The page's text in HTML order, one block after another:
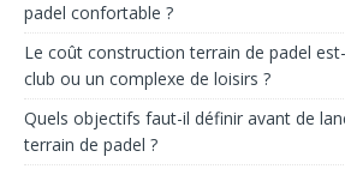
padel confortable ?
Le coût construction terrain de padel
club ou un complexe de loisirs ?
Quels objectifs faut-il définir avant de
terrain de padel ?